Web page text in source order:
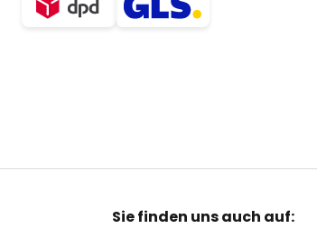
Sie finden uns auch auf: